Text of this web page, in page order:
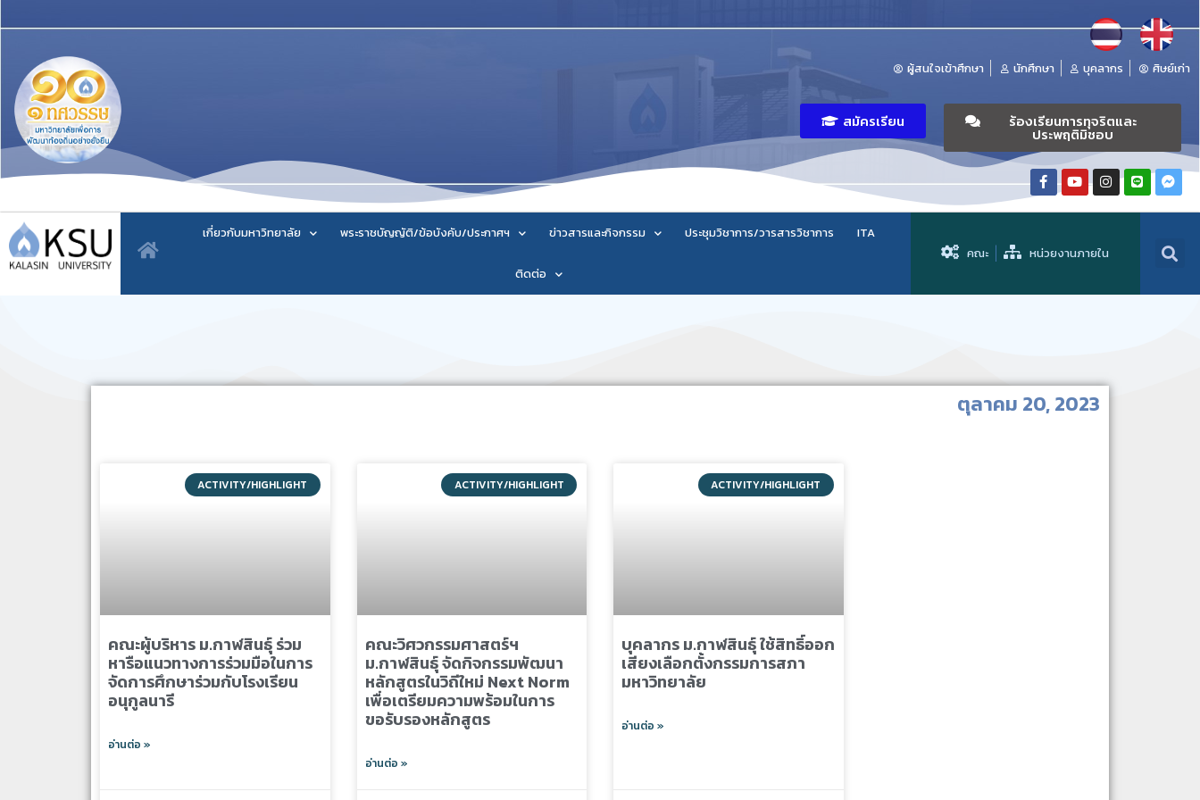
ผู้สนใจเข้าศึกษา นักศึกษา บุคลากร ศิษย์เก่า
สมัครเรียน ร้องเรียนการทุจริตและ
ประพฤติมิชอบ
เกี่ยวกับมหาวิทยาลัย พระราชบัญญัติ/ข้อบังคับ/ประกาศฯ ข่าวสารและกิจกรรม ประชุมวิชาการ/วารสารวิชาการ ITA
ติดต่อ
คณะ หน่วยงานภายใน
ตุลาคม 20, 2023
ACTIVITY/HIGHLIGHT
คณะผู้บริหาร ม.กาฬสินธุ์ ร่วม
หารือแนวทางการร่วมมือในการ
จัดการศึกษาร่วมกับโรงเรียน
อนุกูลนารี
อ่านต่อ »
ACTIVITY/HIGHLIGHT
คณะวิศวกรรมศาสตร์ฯ
ม.กาฬสินธุ์ จัดกิจกรรมพัฒนา
หลักสูตรในวิถีใหม่ Next Norm
เพื่อเตรียมความพร้อมในการ
ขอรับรองหลักสูตร
อ่านต่อ »
ACTIVITY/HIGHLIGHT
บุคลากร ม.กาฬสินธุ์ ใช้สิทธิ์ออก
เสียงเลือกตั้งกรรมการสภา
มหาวิทยาลัย
อ่านต่อ »